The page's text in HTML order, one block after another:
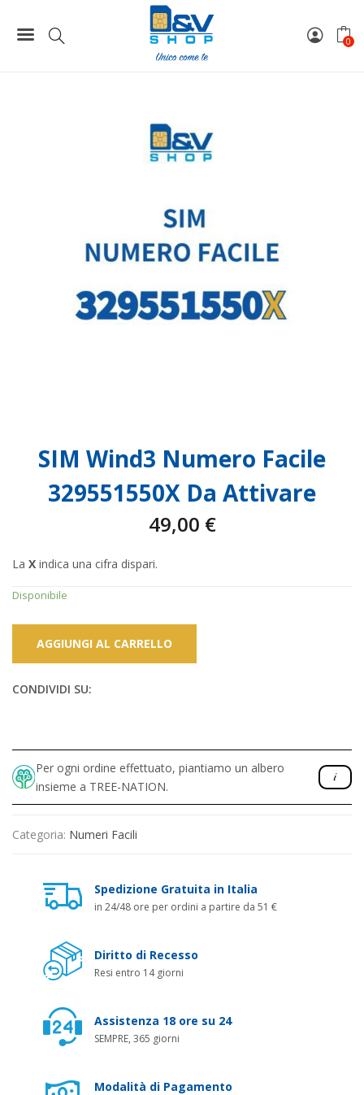
0
SIM Wind3 Numero Facile 329551550X Da Attivare
SIM Wind3 Numero Facile
329551550X Da Attivare
49,00 €
La X indica una cifra dispari.
Disponibile
AGGIUNGI AL CARRELLO
CONDIVIDI SU:
Per ogni ordine effettuato, piantiamo un albero
insieme a TREE-NATION.
Categoria: Numeri Facili
Spedizione Gratuita in Italia
in 24/48 ore per ordini a partire da 51 €
Diritto di Recesso
Resi entro 14 giorni
Assistenza 18 ore su 24
SEMPRE, 365 giorni
Modalità di Pagamento